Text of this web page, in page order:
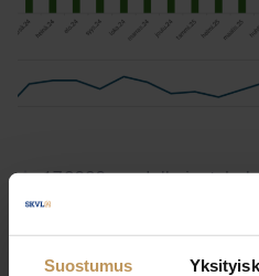
Suostumus
1.7.2026
Julkaisut,
Yleinen